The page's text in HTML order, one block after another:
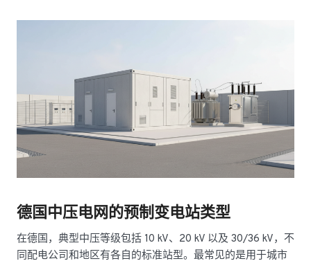
德国中压电网的预制变电站类型
在德国，典型中压等级包括 10 kV、20 kV 以及 30/36 kV，不
同配电公司和地区有各自的标准站型。最常见的是用于城市